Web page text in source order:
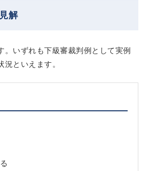
解
いずれも下級審裁判例として実例
といえます。